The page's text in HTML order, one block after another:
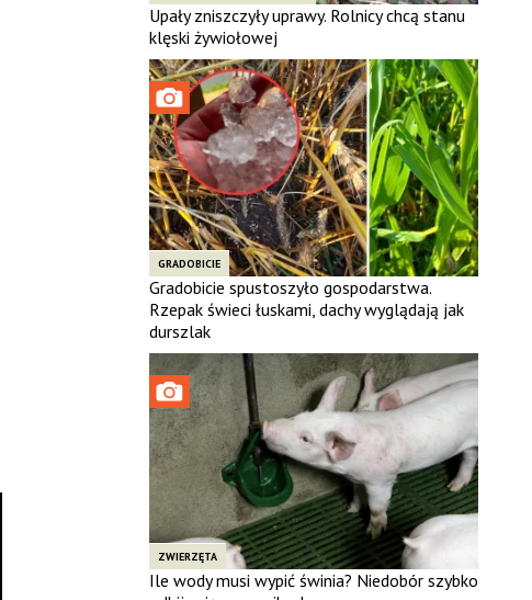
Upały zniszczyły uprawy. Rolnicy chcą stanu
klęski żywiołowej
GRADOBICIE
Gradobicie spustoszyło gospodarstwa.
Rzepak świeci łuskami, dachy wyglądają jak
durszlak
ZWIERZĘTA
Ile wody musi wypić świnia? Niedobór szybko